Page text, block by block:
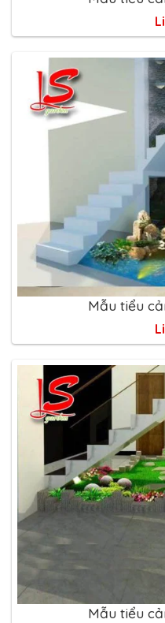
Mẫu tiểu
Mẫu tiểu